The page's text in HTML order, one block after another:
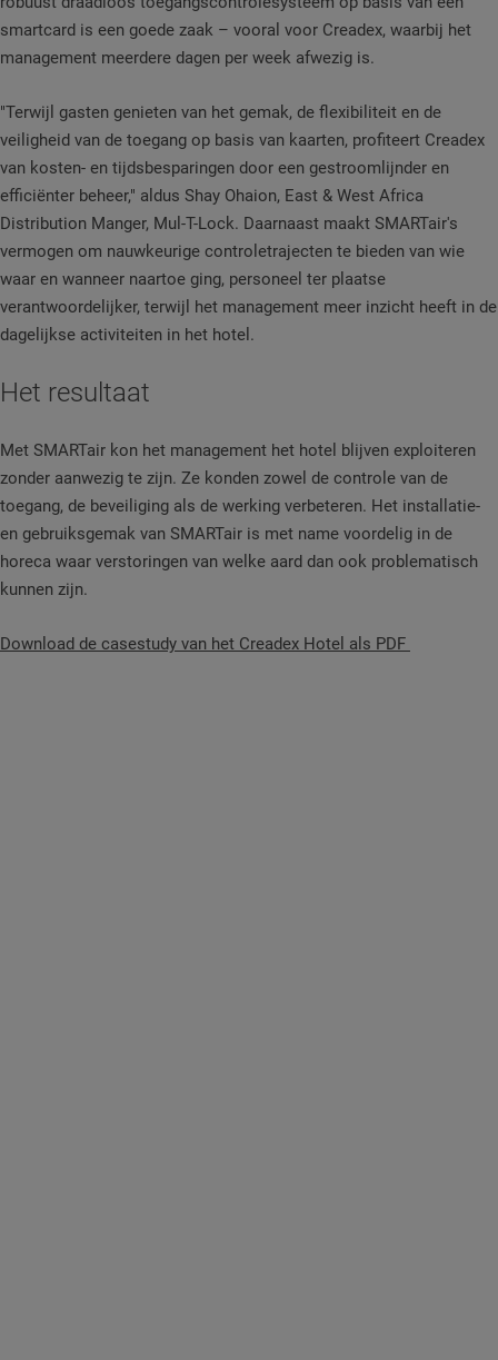
smartcard is een goede zaak – vooral voor Creadex, waarbij het
management meerdere dagen per week afwezig is.
"Terwijl gasten genieten van het gemak, de flexibiliteit en de
veiligheid van de toegang op basis van kaarten, profiteert Creadex
van kosten- en tijdsbesparingen door een gestroomlijnder en
efficiënter beheer," aldus Shay Ohaion, East & West Africa
Distribution Manger, Mul-T-Lock. Daarnaast maakt SMARTair's
vermogen om nauwkeurige controletrajecten te bieden van wie
waar en wanneer naartoe ging, personeel ter plaatse
verantwoordelijker, terwijl het management meer inzicht heeft in de
dagelijkse activiteiten in het hotel.
Het resultaat
Met SMARTair kon het management het hotel blijven exploiteren
zonder aanwezig te zijn. Ze konden zowel de controle van de
toegang, de beveiliging als de werking verbeteren. Het installatie-
en gebruiksgemak van SMARTair is met name voordelig in de
horeca waar verstoringen van welke aard dan ook problematisch
kunnen zijn.
Download de casestudy van het Creadex Hotel als PDF